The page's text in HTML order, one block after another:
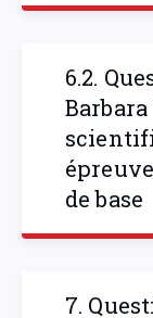
6.2.
de base
7.